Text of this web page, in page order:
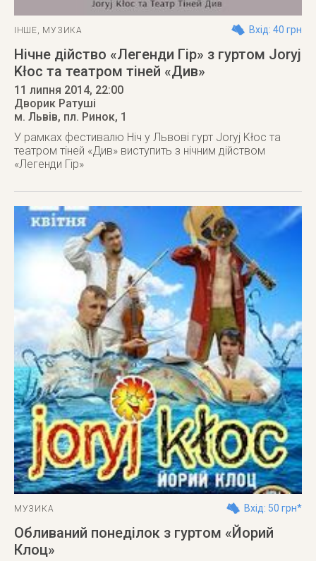
ІНШЕ, МУЗИКА Вхід: 40 грн
Нічне дійство «Легенди Гір» з гуртом Joryj
Kłoc та театром тіней «Див»
11 липня 2014, 22:00
Дворик Ратуші
м. Львів, пл. Ринок, 1
У рамках фестивалю Ніч у Львові гурт Joryj Kłoc та
театром тіней «Див» виступить з нічним дійством
«Легенди Гір»
МУЗИКА Вхід: 50 грн*
Обливаний понеділок з гуртом «Йорий
Клоц»